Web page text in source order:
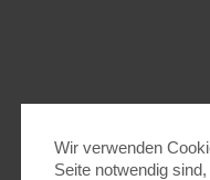
Wir verwenden
Seite notwendig